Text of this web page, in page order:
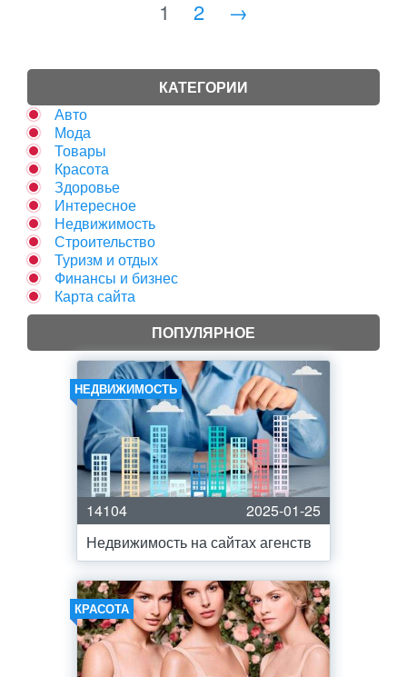
1 2 →
КАТЕГОРИИ
Авто
Мода
Товары
Красота
Здоровье
Интересное
Недвижимость
Строительство
Туризм и отдых
Финансы и бизнес
Карта сайта
ПОПУЛЯРНОЕ
НЕДВИЖИМОСТЬ
14104
2025-01-25
Недвижимость на сайтах агенств
КРАСОТА